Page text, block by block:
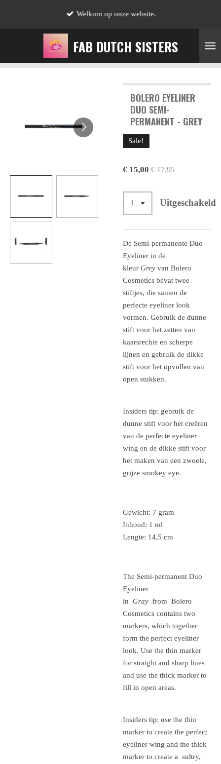
hoofdinhoud
FAB DUTCH SISTERS
Welkom op onze website.
BOLERO EYELINER
DUO SEMI-
PERMANENT - GREY
Sale!
€ 15,00 € 17,95
Uitgeschakeld
De Semi-permanente Duo
Eyeliner in de
kleur Grey van Bolero
Cosmetics bevat twee
stiftjes, die samen de
perfecte eyeliner look
vormen. Gebruik de dunne
stift voor het zetten van
kaarsrechte en scherpe
lijnen en gebruik de dikke
stift voor het opvullen van
open stukken.
Insiders tip: gebruik de
dunne stift voor het creëren
van de perfecte eyeliner
wing en de dikke stift voor
het maken van een zwoele,
grijze smokey eye.
Gewicht: 7 gram
Inhoud: 1 ml
Lengte: 14,5 cm
The Semi-permanent Duo
Eyeliner
in Gray from Bolero
Cosmetics contains two
markers, which together
form the perfect eyeliner
look. Use the thin marker
for straight and sharp lines
and use the thick marker to
fill in open areas.
Insiders tip: use the thin
marker to create the perfect
eyeliner wing and the thick
marker to create a sultry,